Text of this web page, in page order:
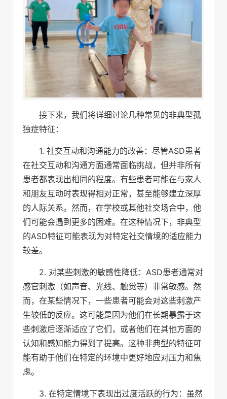
接下来，我们将详细讨论几种常见的非典型孤
独症特征：
1. 社交互动和沟通能力的改善：尽管ASD患者
在社交互动和沟通方面通常面临挑战，但并非所有
患者都表现出相同的程度。有些患者可能在与家人
和朋友互动时表现得相对正常，甚至能够建立深厚
的人际关系。然而，在学校或其他社交场合中，他
们可能会遇到更多的困难。在这种情况下，非典型
的ASD特征可能表现为对特定社交情境的适应能力
较差。
2. 对某些刺激的敏感性降低：ASD患者通常对
感官刺激（如声音、光线、触觉等）非常敏感。然
而，在某些情况下，一些患者可能会对这些刺激产
生较低的反应。这可能是因为他们在长期暴露于这
些刺激后逐渐适应了它们，或者他们在其他方面的
认知和感知能力得到了提高。这种非典型的特征可
能有助于他们在特定的环境中更好地应对压力和焦
虑。
3. 在特定情境下表现出过度活跃的行为：虽然